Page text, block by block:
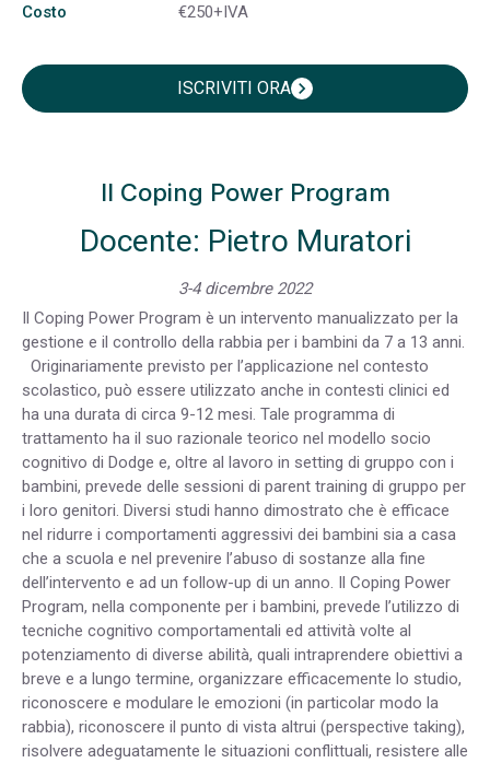
Costo €250+IVA
ISCRIVITI ORAchevron_right
Il Coping Power Program
Docente: Pietro Muratori
3-4 dicembre 2022
Il Coping Power Program è un intervento manualizzato per la
gestione e il controllo della rabbia per i bambini da 7 a 13 anni.
Originariamente previsto per l’applicazione nel contesto
scolastico, può essere utilizzato anche in contesti clinici ed
ha una durata di circa 9-12 mesi. Tale programma di
trattamento ha il suo razionale teorico nel modello socio
cognitivo di Dodge e, oltre al lavoro in setting di gruppo con i
bambini, prevede delle sessioni di parent training di gruppo per
i loro genitori. Diversi studi hanno dimostrato che è efficace
nel ridurre i comportamenti aggressivi dei bambini sia a casa
che a scuola e nel prevenire l’abuso di sostanze alla fine
dell’intervento e ad un follow-up di un anno. Il Coping Power
Program, nella componente per i bambini, prevede l’utilizzo di
tecniche cognitivo comportamentali ed attività volte al
potenziamento di diverse abilità, quali intraprendere obiettivi a
breve e a lungo termine, organizzare efficacemente lo studio,
riconoscere e modulare le emozioni (in particolar modo la
rabbia), riconoscere il punto di vista altrui (perspective taking),
risolvere adeguatamente le situazioni conflittuali, resistere alle